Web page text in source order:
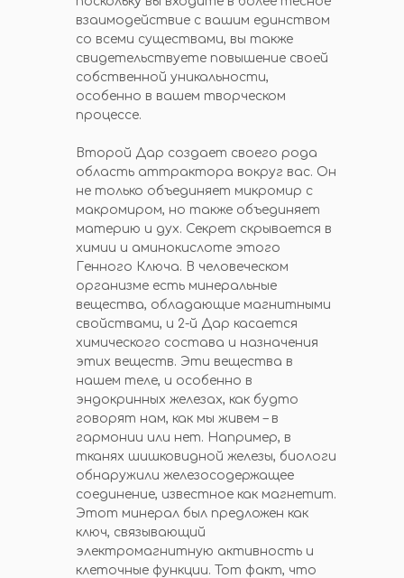
взаимодействие с вашим единством
со всеми существами, вы также
свидетельствуете повышение своей
собственной уникальности,
особенно в вашем творческом
процессе.
Второй Дар создает своего рода
область аттрактора вокруг вас. Он
не только объединяет микромир с
макромиром, но также объединяет
материю и дух. Секрет скрывается в
химии и аминокислоте этого
Генного Ключа. В человеческом
организме есть минеральные
вещества, обладающие магнитными
свойствами, и 2-й Дар касается
химического состава и назначения
этих веществ. Эти вещества в
нашем теле, и особенно в
эндокринных железах, как будто
говорят нам, как мы живем – в
гармонии или нет. Например, в
тканях шишковидной железы, биологи
обнаружили железосодержащее
соединение, известное как магнетит.
Этот минерал был предложен как
ключ, связывающий
электромагнитную активность и
клеточные функции. Тот факт, что